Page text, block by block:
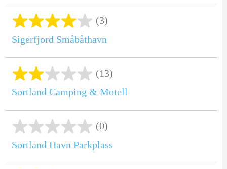
(3)
Sigerfjord Småbåthavn
(13)
Sortland Camping & Motell
(0)
Sortland Havn Parkplass